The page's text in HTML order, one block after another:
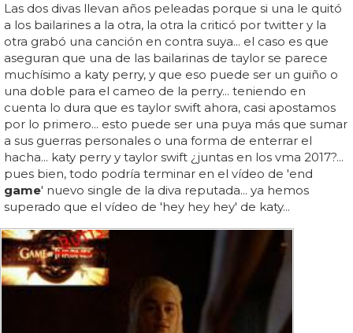
Las dos divas llevan años peleadas porque si una le quitó
a los bailarines a la otra, la otra la criticó por twitter y la
otra grabó una canción en contra suya... el caso es que
aseguran que una de las bailarinas de taylor se parece
muchísimo a katy perry, y que eso puede ser un guiño o
una doble para el cameo de la perry... teniendo en
cuenta lo dura que es taylor swift ahora, casi apostamos
por lo primero... esto puede ser una puya más que sumar
a sus guerras personales o una forma de enterrar el
hacha... katy perry y taylor swift ¿juntas en los vma 2017?...
pues bien, todo podría terminar en el vídeo de 'end
game' nuevo single de la diva reputada... ya hemos
superado que el vídeo de 'hey hey hey' de katy...